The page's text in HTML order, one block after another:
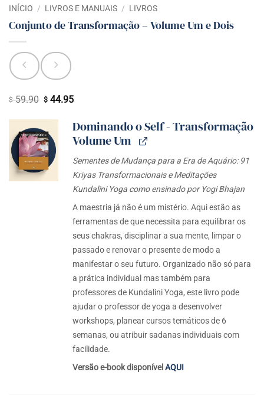
INÍCIO / LIVROS E MANUAIS / LIVROS
Conjunto de Transformação – Volume Um e Dois
$59.90 O
original
era:
$ 59.90.
$44.95O
atual
é:
$ 44.95.
Dominando o Self - Transformação
Volume Um
Sementes de Mudança para a Era de Aquário: 91
Kriyas Transformacionais e Meditações
Kundalini Yoga como ensinado por Yogi Bhajan
A maestria já não é um mistério. Aqui estão as
ferramentas de que necessita para equilibrar os
seus chakras, disciplinar a sua mente, limpar o
passado e renovar o presente de modo a
manifestar o seu futuro. Organizado não só para
a prática individual mas também para
professores de Kundalini Yoga, este livro pode
ajudar o professor de yoga a desenvolver
workshops, planear cursos temáticos de 6
semanas, ou atribuir sadanas individuais com
facilidade.
Versão e-book disponível AQUI